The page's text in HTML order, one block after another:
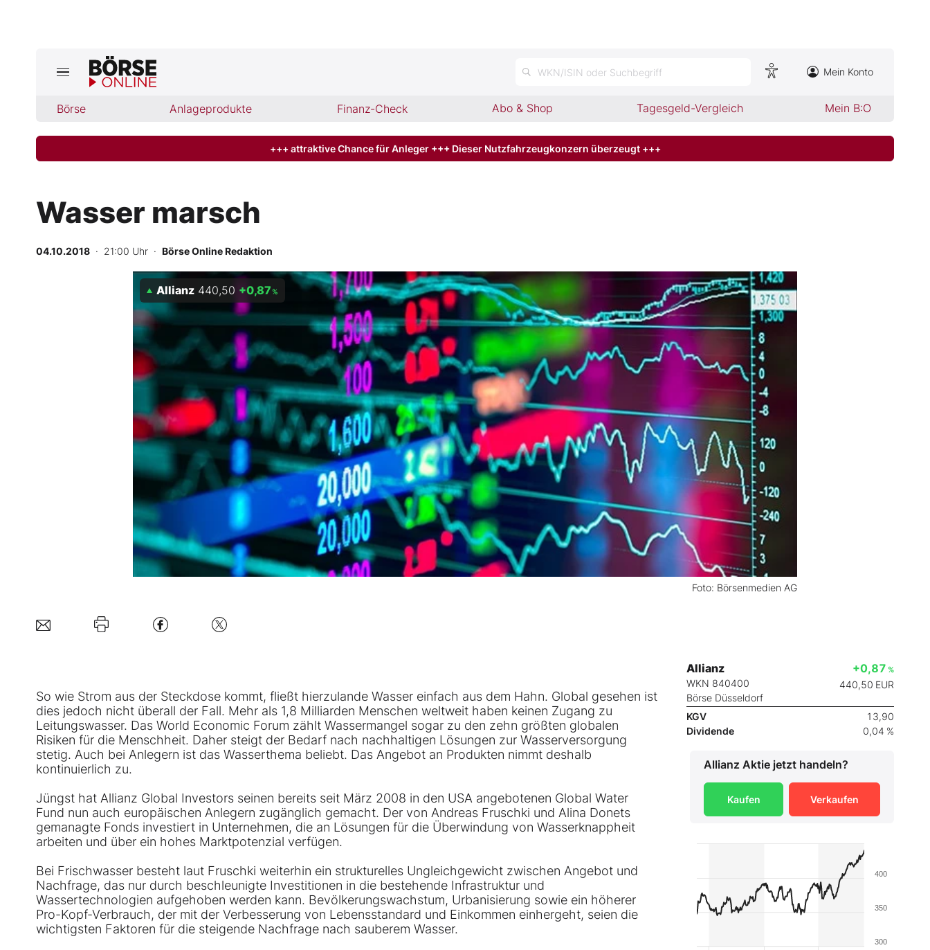
WKN/ISIN oder Suchbegriff Mein Konto
Börse Anlageprodukte Finanz-Check Abo & Shop Tagesgeld-Vergleich Mein B:O
Jetzt aktuelle Ausgabe BÖRSE ONLINE lesen
Finanz-Check
Abo & Shop
BO-Musterdepots
Experten
Mein B:O
Mein Konto
Folgen Sie uns
Kontakt
+++ attraktive Chance für Anleger +++ Dieser Nutzfahrzeugkonzern überzeugt +++
Wasser marsch
04.10.2018 · 21:00 Uhr · Börse Online Redaktion
Foto: Börsenmedien AG
Allianz 440,50 +0,87 %
So wie Strom aus der Steckdose kommt, fließt hierzulande Wasser einfach aus dem Hahn. Global gesehen ist
dies jedoch nicht überall der Fall. Mehr als 1,8 Milliarden Menschen weltweit haben keinen Zugang zu
Leitungswasser. Das World Economic Forum zählt Wassermangel sogar zu den zehn größten globalen
Risiken für die Menschheit. Daher steigt der Bedarf nach nachhaltigen Lösungen zur Wasserversorgung
stetig. Auch bei Anlegern ist das Wasserthema beliebt. Das Angebot an Produkten nimmt deshalb
kontinuierlich zu.
Jüngst hat Allianz Global Investors seinen bereits seit März 2008 in den USA angebotenen Global Water
Fund nun auch europäischen Anlegern zugänglich gemacht. Der von Andreas Fruschki und Alina Donets
gemanagte Fonds investiert in Unternehmen, die an Lösungen für die Überwindung von Wasserknappheit
arbeiten und über ein hohes Marktpotenzial verfügen.
Bei Frischwasser besteht laut Fruschki weiterhin ein strukturelles Ungleichgewicht zwischen Angebot und
Nachfrage, das nur durch beschleunigte Investitionen in die bestehende Infrastruktur und
Wassertechnologien aufgehoben werden kann. Bevölkerungswachstum, Urbanisierung sowie ein höherer
Pro-Kopf-Verbrauch, der mit der Verbesserung von Lebensstandard und Einkommen einhergeht, seien die
wichtigsten Faktoren für die steigende Nachfrage nach sauberem Wasser.
Allianz
WKN 840400
Börse Düsseldorf
+0,87 %
440,50 EUR
KGV
13,90
Dividende
0,04 %
Allianz Aktie jetzt handeln?
Kaufen Verkaufen
300
350
400